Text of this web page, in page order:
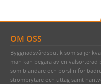
OM OSS
Byggnadsvårdsbutik som säljer
man kan begära av en
som blandare och porslin för
strömbrytare och uttag samt